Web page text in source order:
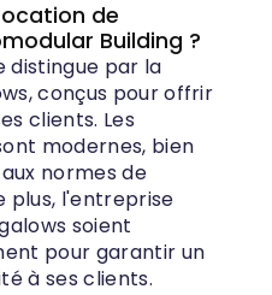
de
Building ?
distingue par la
conçus pour offrir
clients. Les
modernes, bien
normes de
plus, l'entreprise
soient
pour garantir un
à ses clients.